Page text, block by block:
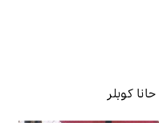
حانا كوبلر